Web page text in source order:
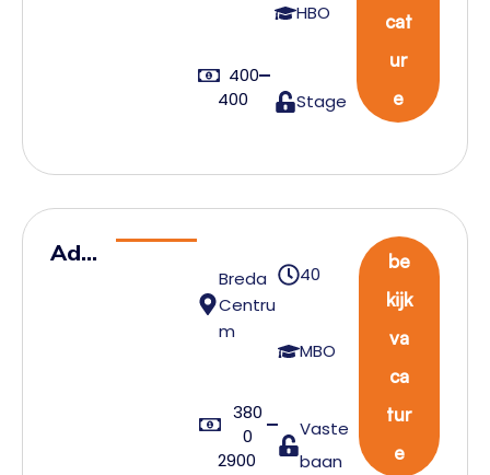
400
400
HBO
Stage
cat
ur
e
Adm
Breda
Centru
m
380
0
2900
40
MBO
Vaste
baan
be
kijk
va
ca
tur
e